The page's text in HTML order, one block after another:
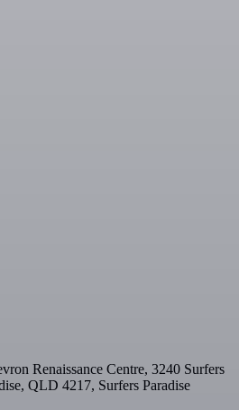
Renaissance Centre, 3240 Surfers
QLD 4217, Surfers Paradise